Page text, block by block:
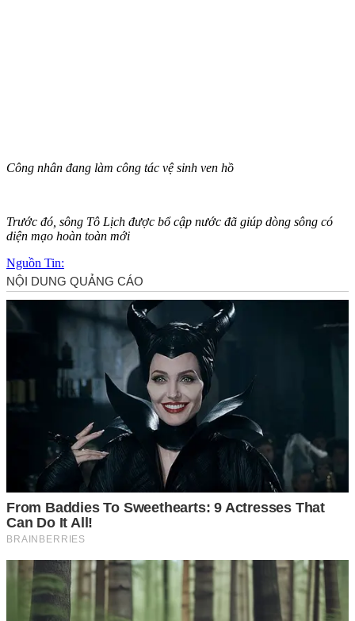
Công nhân đang làm công tác vệ sinh ven hồ
Trước đó, sông Tô Lịch được bổ cập nước đã giúp dòng sông có
diện mạo hoàn toàn mới
Nguồn Tin: